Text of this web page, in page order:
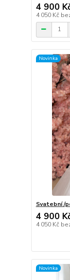
4 900
4 050 Kč
Novinka
Svatební /
4 900
4 050 Kč
Novinka